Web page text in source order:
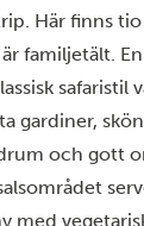
Här finns
är familjetält.
safaristil
gardiner,
och gott
med